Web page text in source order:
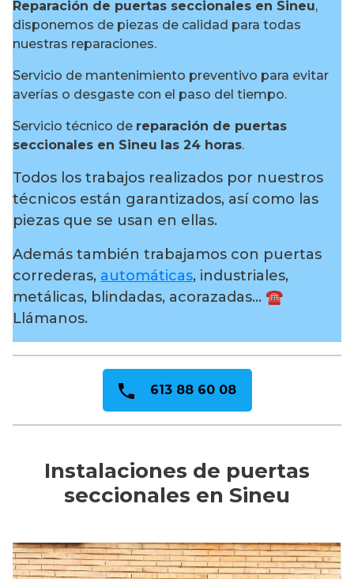
Reparación de puertas seccionales en Sineu,
disponemos de piezas de calidad para todas
nuestras reparaciones.
Servicio de mantenimiento preventivo para evitar
averías o desgaste con el paso del tiempo.
Servicio técnico de reparación de puertas
seccionales en Sineu las 24 horas.
Todos los trabajos realizados por nuestros
técnicos están garantizados, así como las
piezas que se usan en ellas.
Además también trabajamos con puertas
correderas, automáticas, industriales,
metálicas, blindadas, acorazadas… ☎️
Llámanos.
613 88 60 08
Instalaciones de puertas
seccionales en Sineu